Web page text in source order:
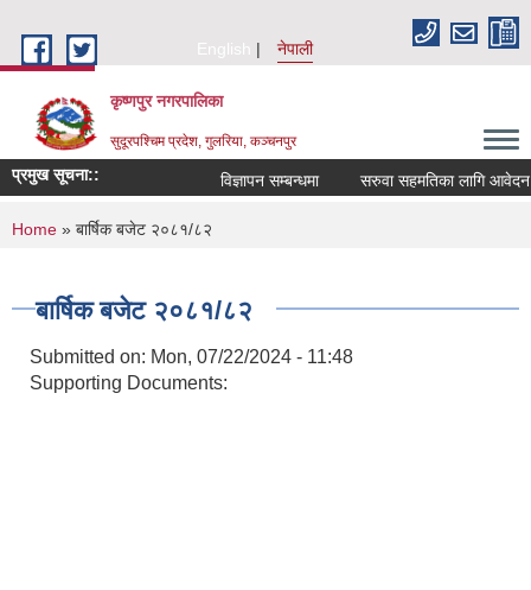
English
नेपाली
कृष्णपुर नगरपालिका
सुदूरपश्चिम प्रदेश, गुलरिया, कञ्चनपुर
प्रमुख सूचना:: विज्ञापन सम्बन्धमा सरुवा सहमतिका लागि आवेदन
You are here
Home » बार्षिक बजेट २०८१/८२
बार्षिक बजेट २०८१/८२
Submitted on: Mon, 07/22/2024 - 11:48
Supporting Documents: